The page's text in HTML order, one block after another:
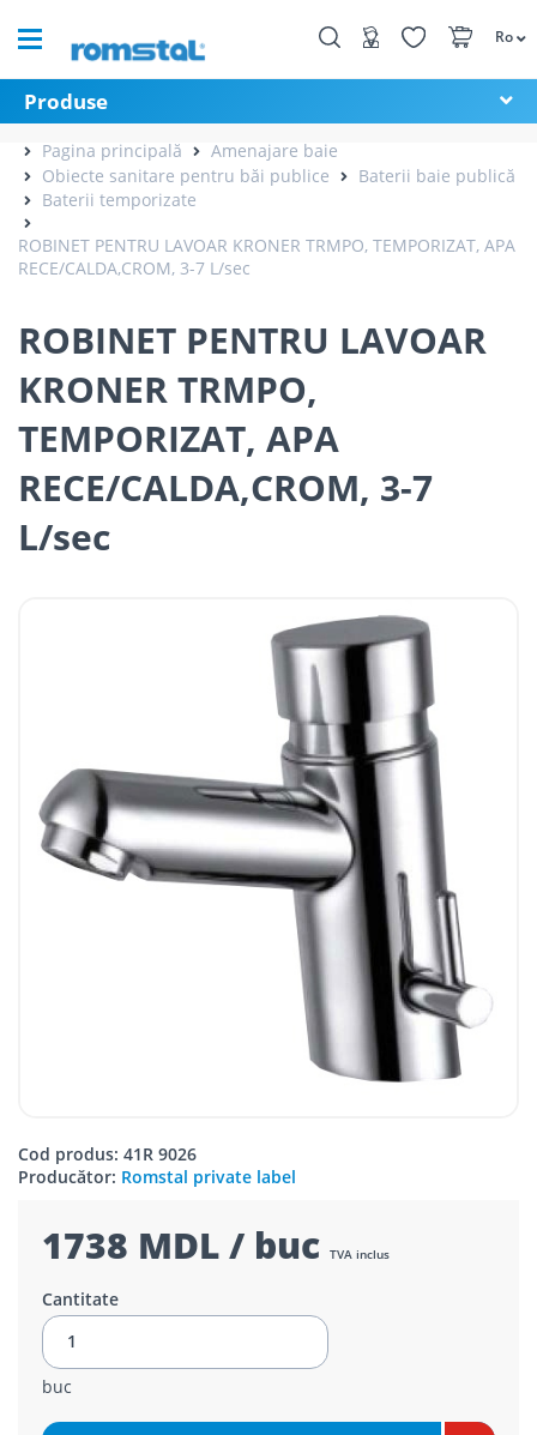
Ro
Produse
Pagina principală
Amenajare baie
Obiecte sanitare pentru băi publice
Baterii baie publică
Baterii temporizate
ROBINET PENTRU LAVOAR KRONER TRMPO, TEMPORIZAT, APA
RECE/CALDA,CROM, 3-7 L/sec
ROBINET PENTRU LAVOAR
KRONER TRMPO,
TEMPORIZAT, APA
RECE/CALDA,CROM, 3-7
L/sec
Cod produs: 41R 9026
Producător: Romstal private label
1738 MDL / buc TVA inclus
Cantitate
buc